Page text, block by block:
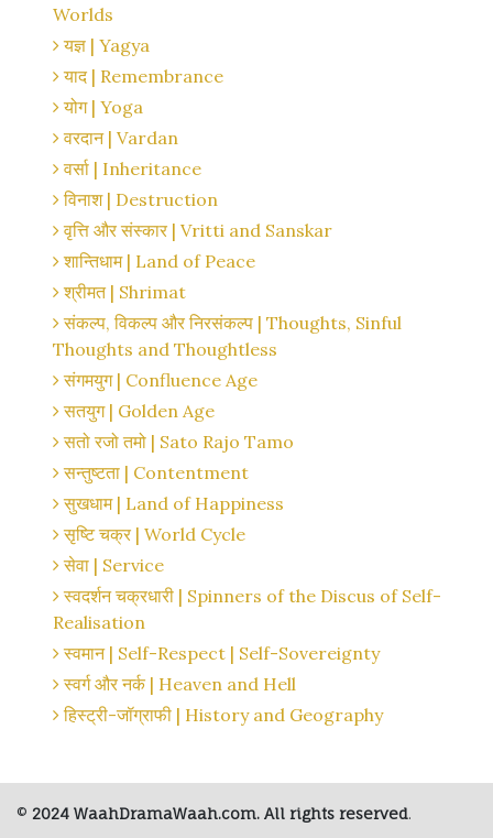
Worlds
यज्ञ | Yagya
याद | Remembrance
योग | Yoga
वरदान | Vardan
वर्सा | Inheritance
विनाश | Destruction
वृत्ति और संस्कार | Vritti and Sanskar
शान्तिधाम | Land of Peace
श्रीमत | Shrimat
संकल्प, विकल्प और निरसंकल्प | Thoughts, Sinful
Thoughts and Thoughtless
संगमयुग | Confluence Age
सतयुग | Golden Age
सतो रजो तमो | Sato Rajo Tamo
सन्तुष्टता | Contentment
सुखधाम | Land of Happiness
सृष्टि चक्र | World Cycle
सेवा | Service
स्वदर्शन चक्रधारी | Spinners of the Discus of Self-
Realisation
स्वमान | Self-Respect | Self-Sovereignty
स्वर्ग और नर्क | Heaven and Hell
हिस्ट्री-जॉग्राफी | History and Geography
© 2024 WaahDramaWaah.com. All rights reserved.